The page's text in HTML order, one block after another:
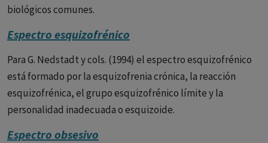
Han englobando todos los diagnósticos relacionados con el
autismo en un único término denominado
espectro del autismo” (TEA).
Ambas clasificaciones destacan las dos mismas categorías
determinantes en el TEA:
las dificultades de la interacción social y la comunicación
social,
biológicos comunes.
Espectro esquizofrénico
Para G. Nedstadt y cols. (1994) el espectro esquizofrénico
está formado por la esquizofrenia crónica, la reacción
esquizofrénica, el grupo esquizofrénico límite y la
personalidad inadecuada o esquizoide.
Espectro obsesivo